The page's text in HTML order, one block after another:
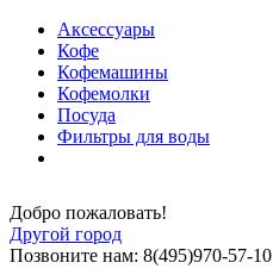
Аксессуары
Кофе
Кофемашины
Кофемолки
Посуда
Фильтры для воды
Добро пожаловать!
Другой город
Позвоните нам: 8(495)970-57-10